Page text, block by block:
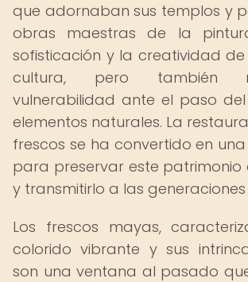
que adornaban sus templos y
obras maestras de la
sofisticación y la creatividad
cultura, pero también
vulnerabilidad ante el paso
elementos naturales. La
frescos se ha convertido en
para preservar este patrimonio
y transmitirlo a las
Los frescos mayas,
colorido vibrante y sus
son una ventana al pasado